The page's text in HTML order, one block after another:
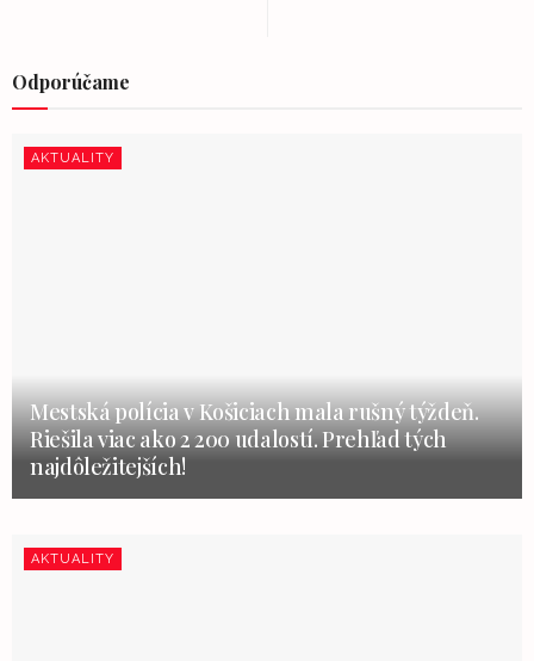
Odporúčame
AKTUALITY
Mestská polícia v Košiciach mala rušný týždeň.
Riešila viac ako 2 200 udalostí. Prehľad tých
najdôležitejších!
AKTUALITY